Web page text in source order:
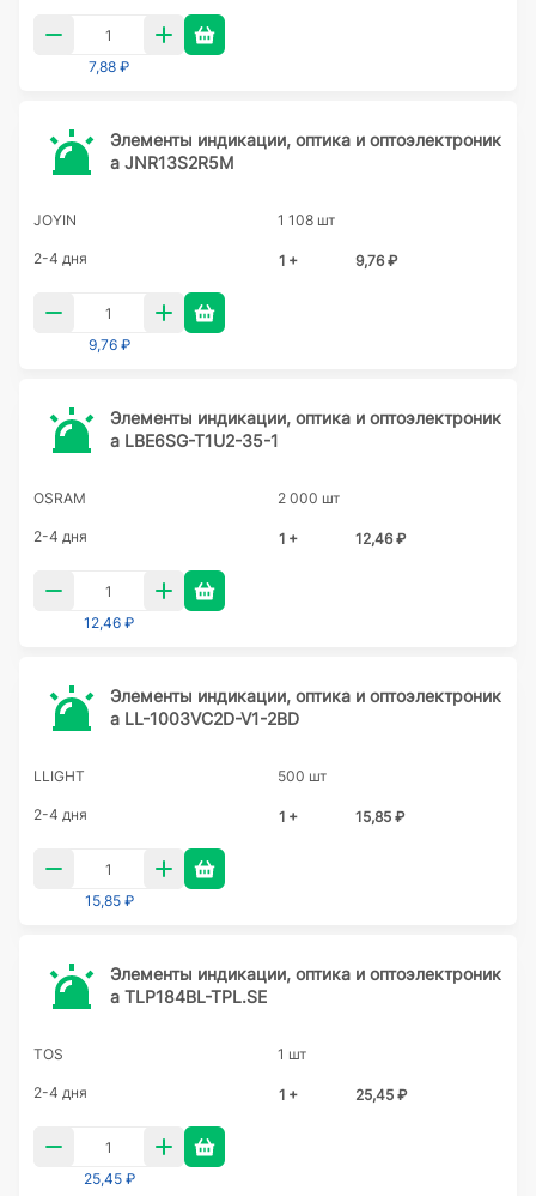
7,88 ₽
Элементы индикации, оптика и оптоэлектроник
а JNR13S2R5M
JOYIN 1 108 шт
2-4 дня 1 + 9,76 ₽
9,76 ₽
Элементы индикации, оптика и оптоэлектроник
а LBE6SG-T1U2-35-1
OSRAM 2 000 шт
2-4 дня 1 + 12,46 ₽
12,46 ₽
Элементы индикации, оптика и оптоэлектроник
а LL-1003VC2D-V1-2BD
LLIGHT 500 шт
2-4 дня 1 + 15,85 ₽
15,85 ₽
Элементы индикации, оптика и оптоэлектроник
а TLP184BL-TPL.SE
TOS 1 шт
2-4 дня 1 + 25,45 ₽
25,45 ₽